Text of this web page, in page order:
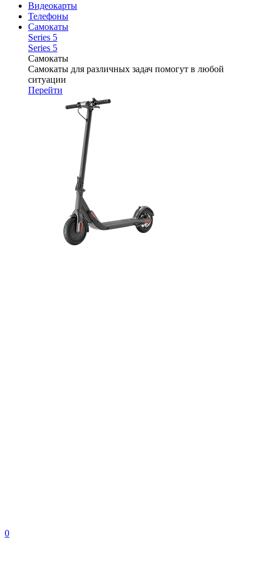
Видеокарты
Телефоны
Самокаты
Series 5
Series 5
Самокаты
Самокаты для различных задач помогут в любой
ситуации
Перейти
0